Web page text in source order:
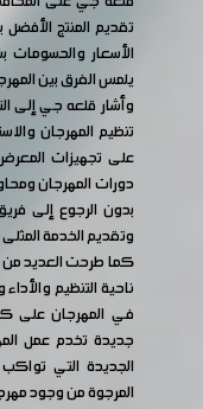
تقديم المنتج
الأسعار
يلمس الفرق بين
وأشار قلعه جي إلى
تنظيم المهرجان
على تجهيزات
دورات المهرجان
بدون الرجوع إلى
وتقديم الخدمة
كما طرحت العديد من
ناحية التنظيم
في المهرجان على
جديدة تخدم عمل
الجديدة التي
المرجوة من وجود